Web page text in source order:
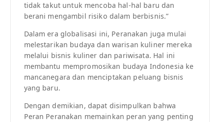
tidak takut untuk mencoba hal-hal baru dan
berani mengambil risiko dalam berbisnis.”
Dalam era globalisasi ini, Peranakan juga mulai
melestarikan budaya dan warisan kuliner mereka
melalui bisnis kuliner dan pariwisata. Hal ini
membantu mempromosikan budaya Indonesia ke
mancanegara dan menciptakan peluang bisnis
yang baru.
Dengan demikian, dapat disimpulkan bahwa
Peran Peranakan memainkan peran yang penting